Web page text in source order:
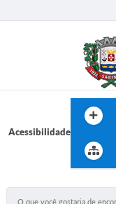
Acessibilidade